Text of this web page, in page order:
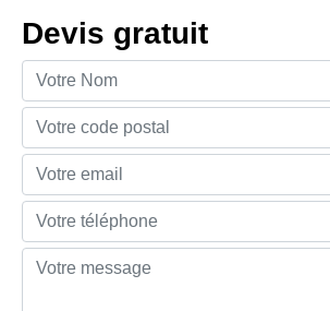
Devis gratuit